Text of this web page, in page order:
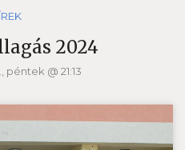
2024
péntek @ 21:13